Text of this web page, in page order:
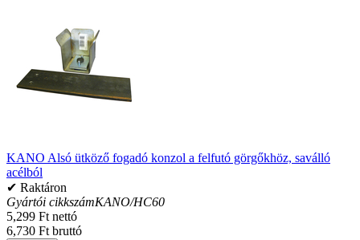
KANO Alsó ütköző fogadó konzol a felfutó görgőkhöz, saválló
acélból
✔ Raktáron
Gyártói cikkszámKANO/HC60
5,299 Ft nettó
6,730 Ft bruttó